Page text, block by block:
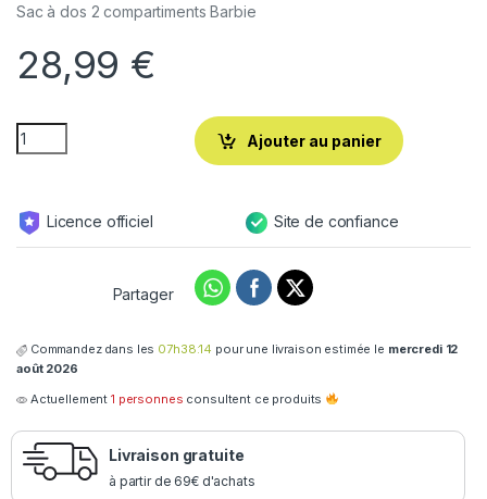
Sac à dos 2 compartiments Barbie
28,99 €
Ajouter au panier
Licence officiel Site de confiance
Partager
Commandez dans les 07h38:13 pour une livraison estimée le mercredi 12
août 2026
Actuellement1 personnes consultent ce produits
Livraison gratuite
à partir de 69€ d'achats